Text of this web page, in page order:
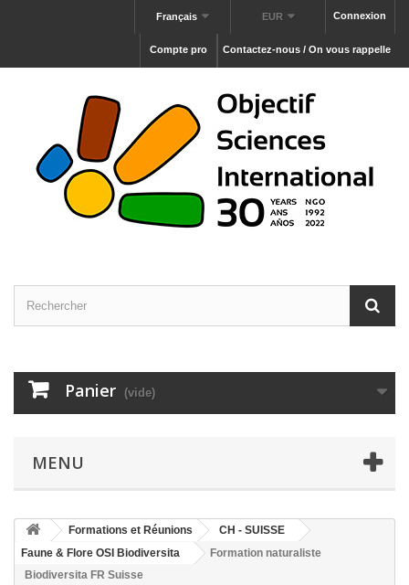
Connexion
EUR
Français
Contactez-nous / On vous rappelle
Compte pro
Panier (vide)
MENU
Formations et Réunions
CH - SUISSE
Faune & Flore OSI Biodiversita
Formation naturaliste
Biodiversita FR Suisse